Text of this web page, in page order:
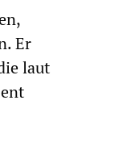
Er
laut